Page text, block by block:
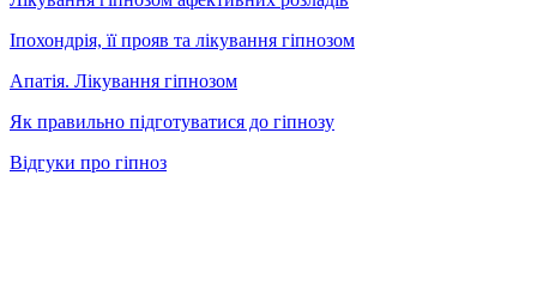
Іпохондрія, її прояв та лікування гіпнозом
Апатія. Лікування гіпнозом
Як правильно підготуватися до гіпнозу
Відгуки про гіпноз